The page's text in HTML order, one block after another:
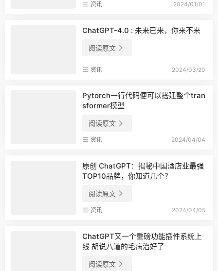
资讯 2024/01/01
ChatGPT-4.0 : 未来已来，你来不来
阅读原文
资讯 2024/03/20
Pytorch一行代码便可以搭建整个tran
sformer模型
阅读原文
资讯 2024/04/04
原创 ChatGPT：揭秘中国酒店业最强
TOP10品牌，你知道几个？
阅读原文
资讯 2024/04/05
ChatGPT又一个重磅功能插件系统上
线 胡说八道的毛病治好了
阅读原文